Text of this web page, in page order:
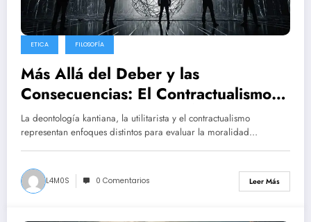
ETICA FILOSOFÍA
Más Allá del Deber y las
Consecuencias: El Contractualismo
como Alternativa en la Ética
Normativa
La deontología kantiana, la utilitarista y el contractualismo
representan enfoques distintos para evaluar la moralidad…
L4M0S 0 Comentarios Leer Más